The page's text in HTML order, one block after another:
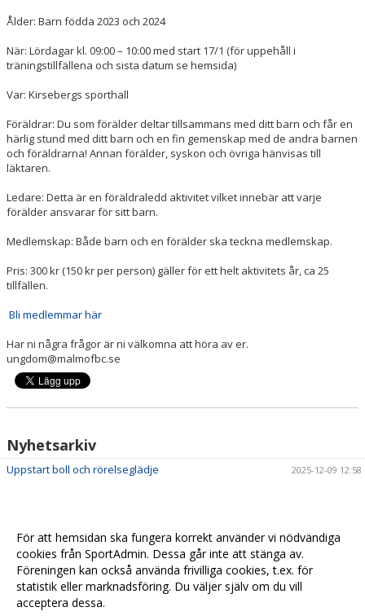
Ålder: Barn födda 2023 och 2024
När: Lördagar kl. 09:00 – 10:00 med start 17/1 (för uppehåll i
träningstillfällena och sista datum se hemsida)
Var: Kirsebergs sporthall
Föräldrar: Du som förälder deltar tillsammans med ditt barn och får en
härlig stund med ditt barn och en fin gemenskap med de andra barnen
och föräldrarna! Annan förälder, syskon och övriga hänvisas till
läktaren.
Ledare: Detta är en föräldraledd aktivitet vilket innebär att varje
förälder ansvarar för sitt barn.
Medlemskap: Både barn och en förälder ska teckna medlemskap.
Pris: 300 kr (150 kr per person) gäller för ett helt aktivitets år, ca 25
tillfällen.
Bli medlemmar här
Har ni några frågor är ni välkomna att höra av er.
ungdom@malmofbc.se
Nyhetsarkiv
Uppstart boll och rörelseglädje 2025-12-09 12:58
För att hemsidan ska fungera korrekt använder vi nödvändiga
cookies från SportAdmin. Dessa går inte att stänga av.
Föreningen kan också använda frivilliga cookies, t.ex. för
statistik eller marknadsföring. Du väljer själv om du vill
acceptera dessa.